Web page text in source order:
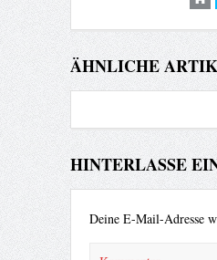
ÄHNLICHE
HINTERLASSE
Deine E-Mail-Adresse